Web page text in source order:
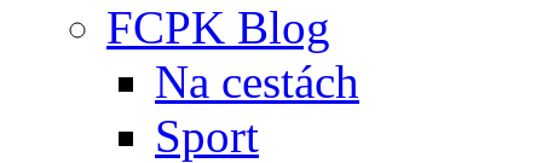
FCPK Blog
Na cestách
Sport